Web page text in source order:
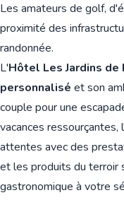
Les amateurs de golf,
proximité des
randonnée.
L'Hôtel Les Jardins de
personnalisé et son
couple pour une
vacances
attentes avec des
et les produits du terroir
gastronomique à votre